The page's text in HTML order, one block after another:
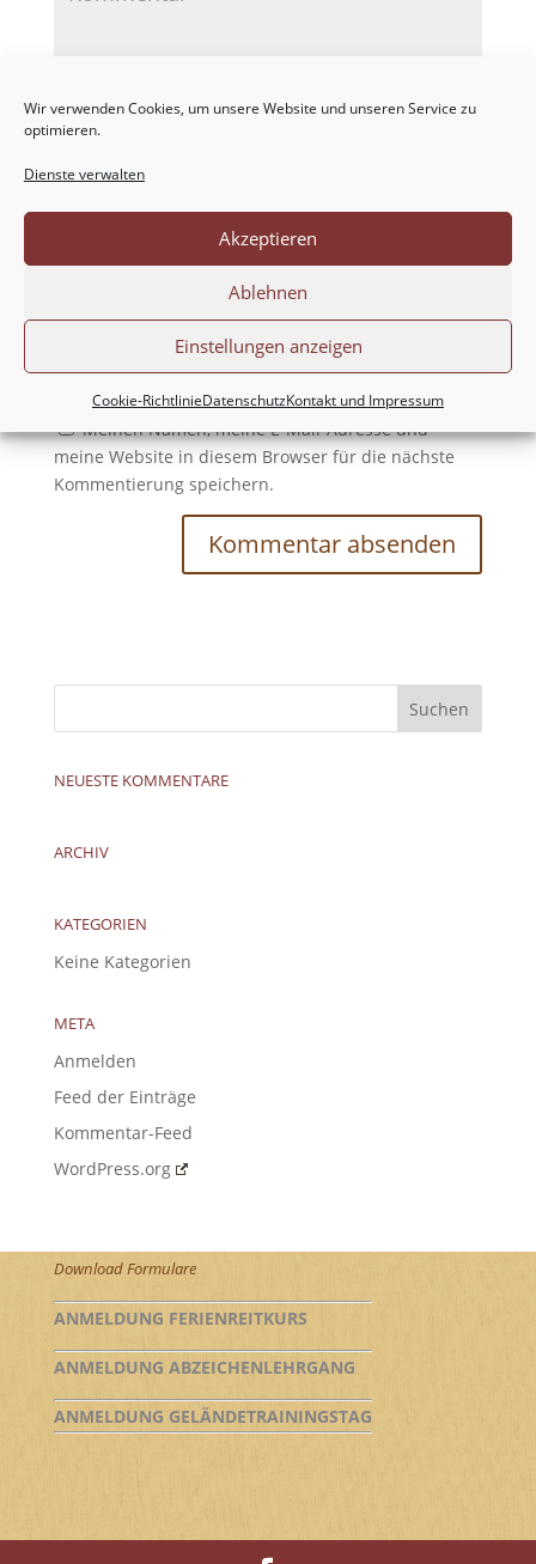
Wir verwenden Cookies, um unsere Website und unseren Service zu
optimieren.
Dienste verwalten
Akzeptieren
Ablehnen
Einstellungen anzeigen
Cookie-RichtlinieDatenschutzKontakt und Impressum
Meinen Namen, meine E-Mail-Adresse und
meine Website in diesem Browser für die nächste
Kommentierung speichern.
NEUESTE KOMMENTARE
ARCHIV
KATEGORIEN
Keine Kategorien
META
Anmelden
Feed der Einträge
Kommentar-Feed
WordPress.org
Download Formulare
ANMELDUNG FERIENREITKURS
ANMELDUNG ABZEICHENLEHRGANG
ANMELDUNG GELÄNDETRAININGSTAG